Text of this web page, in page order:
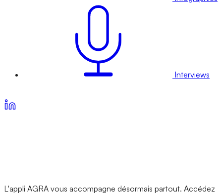
Interviews
L'appli AGRA vous accompagne désormais partout. Accédez